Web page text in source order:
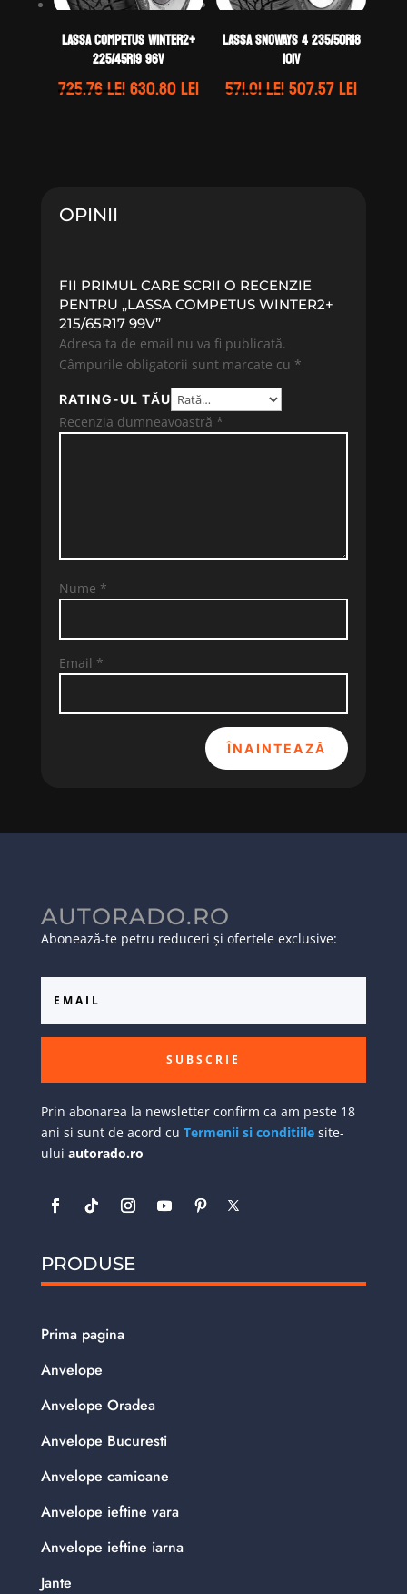
LASSA COMPETUS WINTER2+
225/45R19 96V
725.76leiPrețul
630.80leiPrețul
LASSA SNOWAYS 4 235/50R18
101V
571.01leiPrețul
507.57leiPrețul
OPINII
FII PRIMUL CARE SCRII O RECENZIE
PENTRU „LASSA COMPETUS WINTER2+
215/65R17 99V”
Adresa ta de email nu va fi publicată.
Câmpurile obligatorii sunt marcate cu *
RATING-UL TĂU
Recenzia dumneavoastră *
Nume *
Email *
ÎNAINTEAZĂ
AUTORADO.RO
Abonează-te petru reduceri și ofertele exclusive:
SUBSCRIE
Prin abonarea la newsletter confirm ca am peste 18
ani si sunt de acord cu Termenii si conditiilesite-
ului autorado.ro
PRODUSE
Prima pagina
Anvelope
Anvelope Oradea
Anvelope Bucuresti
Anvelope camioane
Anvelope ieftine vara
Anvelope ieftine iarna
Jante